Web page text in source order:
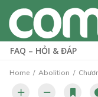
FAQ – HỎI & ĐÁP
Home Abolition